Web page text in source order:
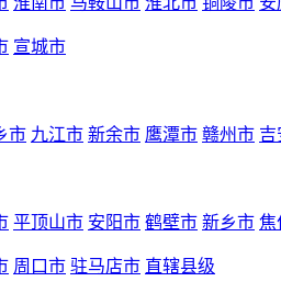
宣城市
市 九江市 新余市 鹰潭市 赣州市 吉
平顶山市 安阳市 鹤壁市 新乡市 焦
周口市 驻马店市 直辖县级